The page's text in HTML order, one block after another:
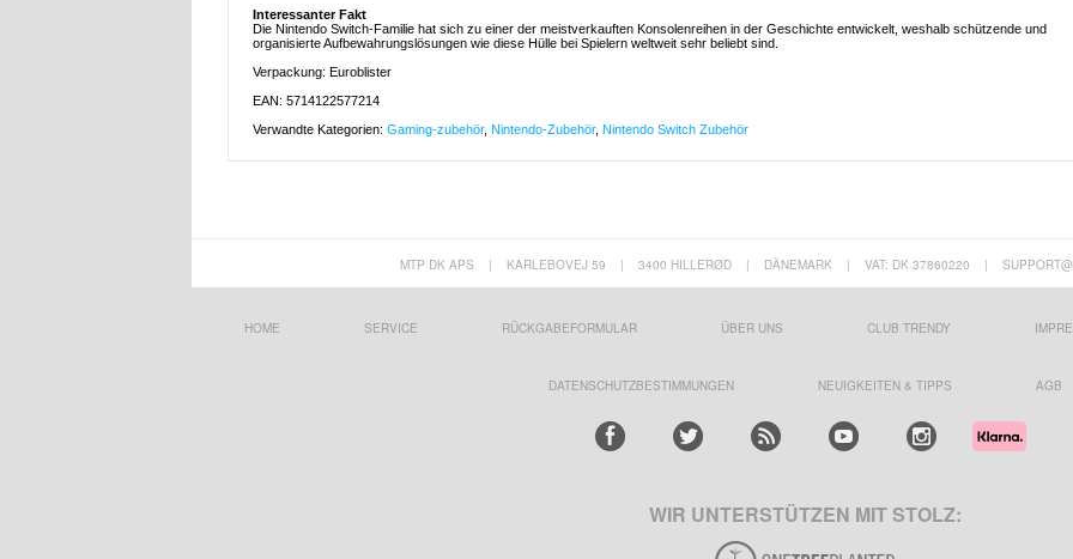
Interessanter Fakt
Die Nintendo Switch-Familie hat sich zu einer der meistverkauften Konsolenreihen in der Geschichte entwickelt, weshalb schützende und
organisierte Aufbewahrungslösungen wie diese Hülle bei Spielern weltweit sehr beliebt sind.
Verpackung: Euroblister
EAN: 5714122577214
Verwandte Kategorien: Gaming-zubehör, Nintendo-Zubehör, Nintendo Switch Zubehör
MTP DK APS | KARLEBOVEJ 59 | 3400 HILLERØD | DÄNEMARK | VAT: DK 37860220 |
HOME SERVICE RÜCKGABEFORMULAR ÜBER UNS CLUB TRENDY
DATENSCHUTZBESTIMMUNGEN NEUIGKEITEN & TIPPS AGB
WIR UNTERSTÜTZEN MIT STOLZ: